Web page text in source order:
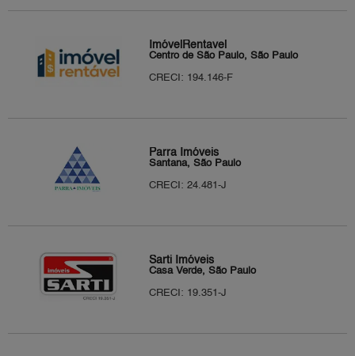
ImóvelRentavel
Centro de São Paulo, São Paulo
CRECI: 194.146-F
Parra Imóveis
Santana, São Paulo
CRECI: 24.481-J
Sarti Imóveis
Casa Verde, São Paulo
CRECI: 19.351-J